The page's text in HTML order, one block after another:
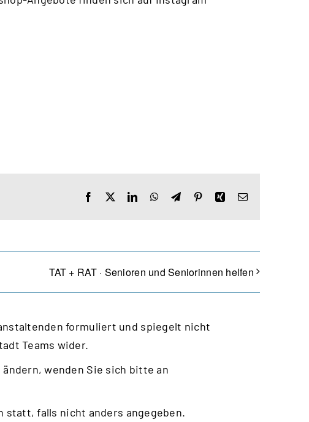
Facebook LinkedInWhatsApp
TelegramPinterestXingE-
TAT + RAT · Senioren und Seniorinnen helfen
formuliert und spiegelt nicht
Teams wider.
wenden Sie sich bitte an
statt, falls nicht anders angegeben.